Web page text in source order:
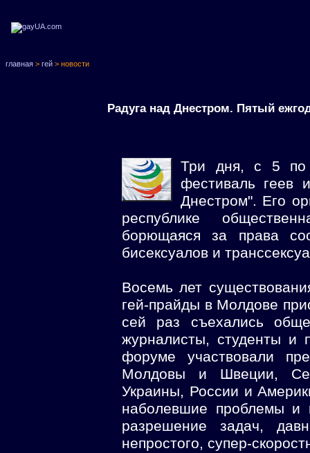
главная > гей > новости
Радуга над Днестром. Пятый
Три дня, с 5 по
фестиваль геев
Днестром". Его
республике
борющаяся за права
бисексуалов и
Восемь лет
гей-прайды в Молдове
сей раз съехались
журналисты, студенты и
форуме участвовали
Молдовы и Швеции,
Украины, России и
наболевшие проблемы
разрешение задач,
непростого, супер-